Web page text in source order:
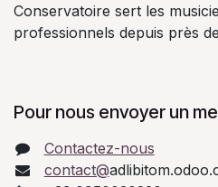
Conservatoire sert les
professionnels depuis près
Pour nous envoyer un
Contactez-nous
contact@